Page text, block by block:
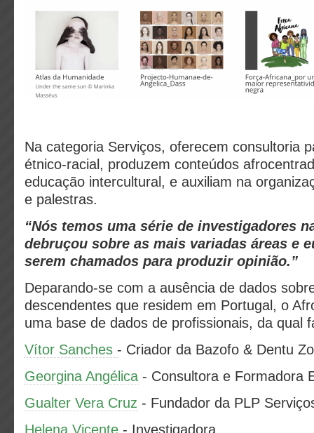
Na categoria Serviços, oferecem consultoria
étnico-racial, produzem conteúdos
educação intercultural, e auxiliam na
e palestras.
“Nós temos uma série de investigadores
debruçou sobre as mais variadas áreas e
serem chamados para produzir opinião.”
Deparando-se com a ausência de dados
descendentes que residem em Portugal, o
uma base de dados de profissionais, da qual
Vítor Sanches - Criador da Bazofo & Dentu
Georgina Angélica - Consultora e Formadora
Gualter Vera Cruz - Fundador da PLP
Helena Vicente - Investigadora